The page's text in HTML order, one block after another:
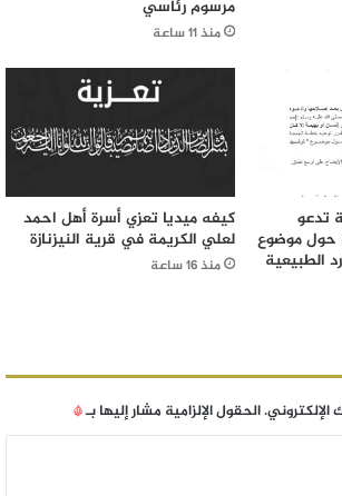
مرسوم رئاسي
منذ 11 ساعة
تدعو
حول موضوع
الطبيعية
كيفه ميديا تعزي أسرة أهل احمد
لعلي الكريمة في قرية النيزنازة
منذ 16 ساعة
الحقول الإلزامية مشار إليها بـ*